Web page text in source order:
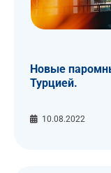
Новые
Турцией.
10.08.2022